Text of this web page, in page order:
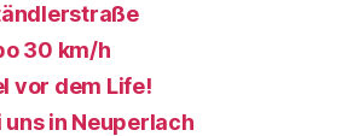
30 km/h
vor dem Life!
in Neuperlach